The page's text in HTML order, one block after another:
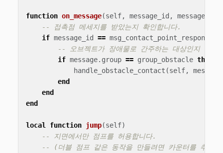
function on_message(self, message_id , message
-- 접촉점 메세지를 받았는지 확인합니다.
if message_id == msg_contact_point_response
-- 오브젝트가 장애물로 간주하는 대상인지 확인
if message. group == group_obstacle then
handle_obstacle_contact (self, message
end
end
end
local function jump(self)
-- 지면에서만 점프를 허용합니다.
-- (더블 점프 같은 동작을 만들려면 카운터를 추가